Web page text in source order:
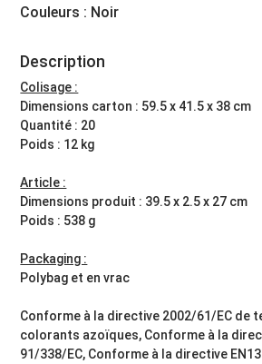
Couleurs : Noir
Description
Colisage :
Dimensions carton : 59.5 x 41.5 x 38 cm
Quantité : 20
Poids : 12 kg
Article :
Dimensions produit : 39.5 x 2.5 x 27 cm
Poids : 538 g
Packaging :
Polybag et en vrac
Conforme à la directive 2002/61/EC de
colorants azoïques, Conforme à la
91/338/EC, Conforme à la directive